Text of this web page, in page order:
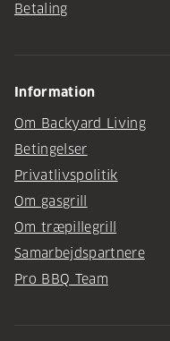
Betaling
Information
Om Backyard Living
Betingelser
Privatlivspolitik
Om gasgrill
Om træpillegrill
Samarbejdspartnere
Pro BBQ Team